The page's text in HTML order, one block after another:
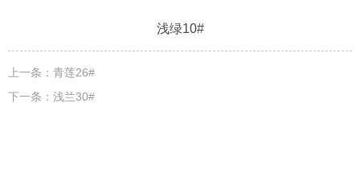
浅绿10#
上一条： 青莲26#
下一条： 浅兰30#